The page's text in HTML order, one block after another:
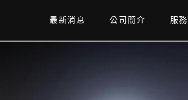
最新消息 公司簡介 服